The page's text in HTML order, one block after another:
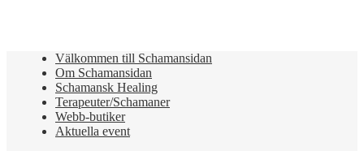
Välkommen till Schamansidan
Om Schamansidan
Schamansk Healing
Terapeuter/Schamaner
Webb-butiker
Aktuella event